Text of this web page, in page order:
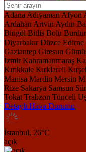
Adana Adıyaman Afyon
Ardahan Artvin Aydın
Bingöl Bitlis Bolu Burdur
Diyarbakır Düzce Edirne
Gaziantep Giresun
İzmir Kahramanmaraş
Kırıkkale Kırklareli
Manisa Mardin Mersin
Rize Sakarya Samsun
Tokat Trabzon Tunceli
Detaylı Hava Durumu
İstanbul, 26°C
açık